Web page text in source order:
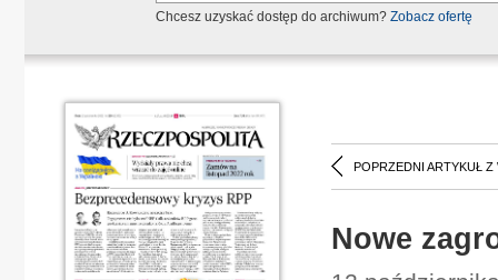
Chcesz uzyskać dostęp do archiwum? Zobacz ofertę
POPRZEDNI ARTYKUŁ Z
Nowe